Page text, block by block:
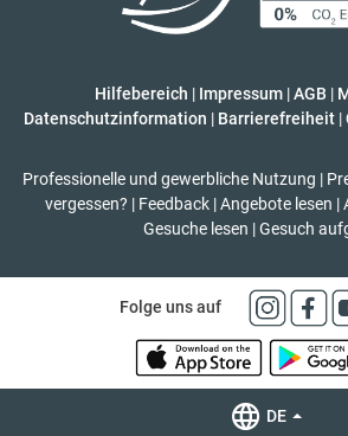
Hilfebereich | Impressum |AGB |
Datenschutzinformation | Barrierefreiheit |
Professionelle und gewerbliche Nutzung |
vergessen? | Feedback | Angebote lesen |
Gesuche lesen | Gesuch
Folge uns auf
DE